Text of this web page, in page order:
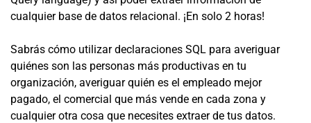
cualquier base de datos relacional. ¡En solo 2 horas!
Sabrás cómo utilizar declaraciones SQL para averiguar
quiénes son las personas más productivas en tu
organización, averiguar quién es el empleado mejor
pagado, el comercial que más vende en cada zona y
cualquier otra cosa que necesites extraer de tus datos.